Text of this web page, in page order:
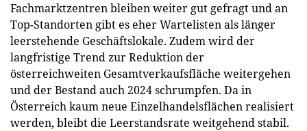
Fachmarktzentren bleiben weiter gut gefragt und an
Top-Standorten gibt es eher Wartelisten als länger
leerstehende Geschäftslokale. Zudem wird der
langfristige Trend zur Reduktion der
österreichweiten Gesamtverkaufsfläche weitergehen
und der Bestand auch 2024 schrumpfen. Da in
Österreich kaum neue Einzelhandelsflächen realisiert
werden, bleibt die Leerstandsrate weitgehend stabil.